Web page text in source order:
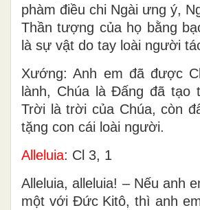
phàm điều chi Ngài ưng ý,
Thần tượng của họ bằng
là sự vật do tay loài người
Xướng: Anh em đã được
lành, Chúa là Ðấng đã tạo
Trời là trời của Chúa, còn
tặng con cái loài người.
Alleluia: Cl 3, 1
Alleluia, alleluia! – Nếu anh
một với Ðức Kitô, thì anh